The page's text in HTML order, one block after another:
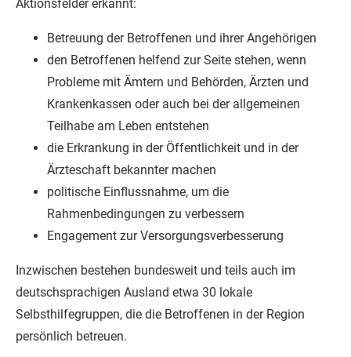
Aktionsfelder erkannt:
Betreuung der Betroffenen und ihrer Angehörigen
den Betroffenen helfend zur Seite stehen, wenn
Probleme mit Ämtern und Behörden, Ärzten und
Krankenkassen oder auch bei der allgemeinen
Teilhabe am Leben entstehen
die Erkrankung in der Öffentlichkeit und in der
Ärzteschaft bekannter machen
politische Einflussnahme, um die
Rahmenbedingungen zu verbessern
Engagement zur Versorgungsverbesserung
Inzwischen bestehen bundesweit und teils auch im
deutschsprachigen Ausland etwa 30 lokale
Selbsthilfegruppen, die die Betroffenen in der Region
persönlich betreuen.